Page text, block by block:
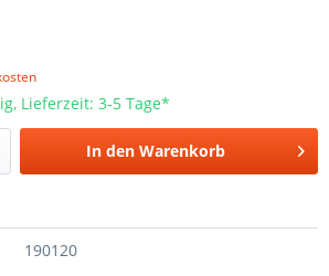
Lieferzeit: 3-5 Tage*
In den Warenkorb
190120